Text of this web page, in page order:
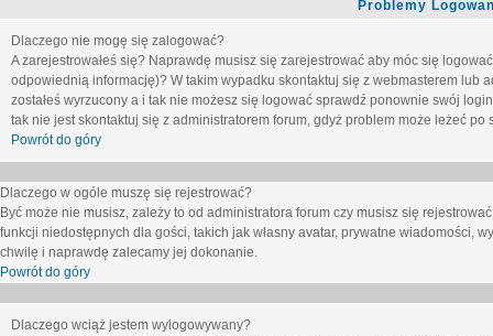
Problemy
Dlaczego nie mogę się zalogować?
A zarejestrowałeś się? Naprawdę musisz się zarejestrować aby móc się
odpowiednią informację)? W takim wypadku skontaktuj się z webmasterem lub
zostałeś wyrzucony a i tak nie możesz się logować sprawdź ponownie swój
tak nie jest skontaktuj się z administratorem forum, gdyż problem może leżeć po
Powrót do góry
Dlaczego w ogóle muszę się rejestrować?
Być może nie musisz, zależy to od administratora forum czy musisz się
funkcji niedostępnych dla gości, takich jak własny avatar, prywatne wiadomości,
chwilę i naprawdę zalecamy jej dokonanie.
Powrót do góry
Dlaczego wciąż jestem wylogowywany?